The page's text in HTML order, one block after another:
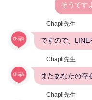
そうです
Chapli先生
ですので、LINE
Chapli先生
またあなたの存
Chapli先生